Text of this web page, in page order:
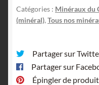
Cantal.
Catégories : Minéraux du
(minéral), Tous nos
Partager sur
Partager sur
Épingler de produit